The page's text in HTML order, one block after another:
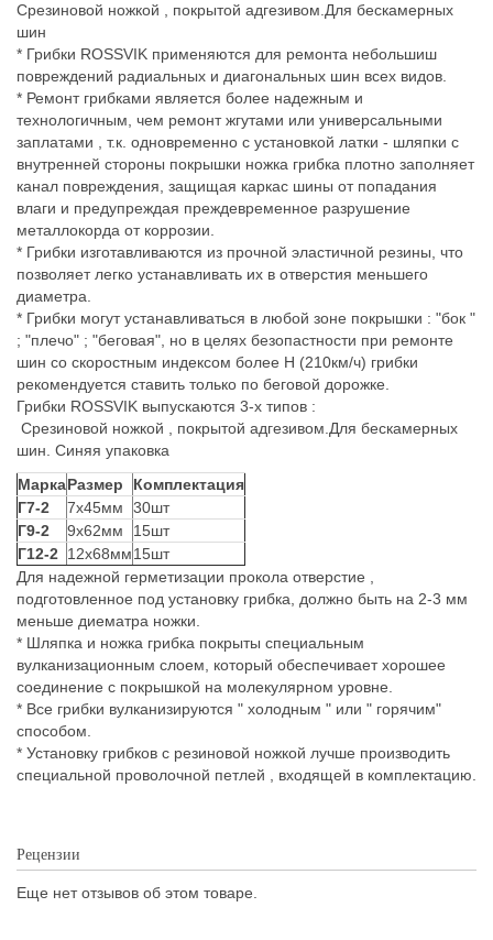
Срезиновой ножкой , покрытой адгезивом.Для бескамерных
шин
* Грибки ROSSVIK применяются для ремонта небольшиш
повреждений радиальных и диагональных шин всех видов.
* Ремонт грибками является более надежным и
технологичным, чем ремонт жгутами или универсальными
заплатами , т.к. одновременно с установкой латки - шляпки с
внутренней стороны покрышки ножка грибка плотно заполняет
канал повреждения, защищая каркас шины от попадания
влаги и предупреждая преждевременное разрушение
металлокорда от коррозии.
* Грибки изготавливаются из прочной эластичной резины, что
позволяет легко устанавливать их в отверстия меньшего
диаметра.
* Грибки могут устанавливаться в любой зоне покрышки : "бок "
; "плечо" ; "беговая", но в целях безопастности при ремонте
шин со скоростным индексом более H (210км/ч) грибки
рекомендуется ставить только по беговой дорожке.
Грибки ROSSVIK выпускаются 3-х типов :
Срезиновой ножкой , покрытой адгезивом.Для бескамерных
шин. Синяя упаковка
МаркаРазмер
Комплектация
Г7-2
7х45мм
30шт
Г9-2
9х62мм
15шт
Г12-2
12х68мм15шт
Для надежной герметизации прокола отверстие ,
подготовленное под установку грибка, должно быть на 2-3 мм
меньше диематра ножки.
* Шляпка и ножка грибка покрыты специальным
вулканизационным слоем, который обеспечивает хорошее
соединение с покрышкой на молекулярном уровне.
* Все грибки вулканизируются " холодным " или " горячим"
способом.
* Установку грибков с резиновой ножкой лучше производить
специальной проволочной петлей , входящей в комплектацию.
Рецензии
Еще нет отзывов об этом товаре.